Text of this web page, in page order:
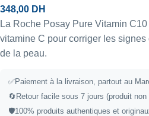
348,00 DH
La Roche Posay Pure Vitamin
vitamine C pour corriger les signes
de la peau.
✅Paiement à la livraison, partout au
🔄Retour facile sous 7 jours (produit non
🛡️100% produits authentiques et